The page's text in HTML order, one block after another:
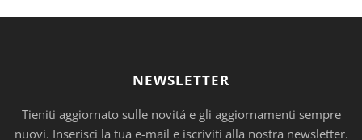
NEWSLETTER
Tieniti aggiornato sulle novitá e gli aggiornamenti sempre
nuovi. Inserisci la tua e-mail e iscriviti alla nostra newsletter.